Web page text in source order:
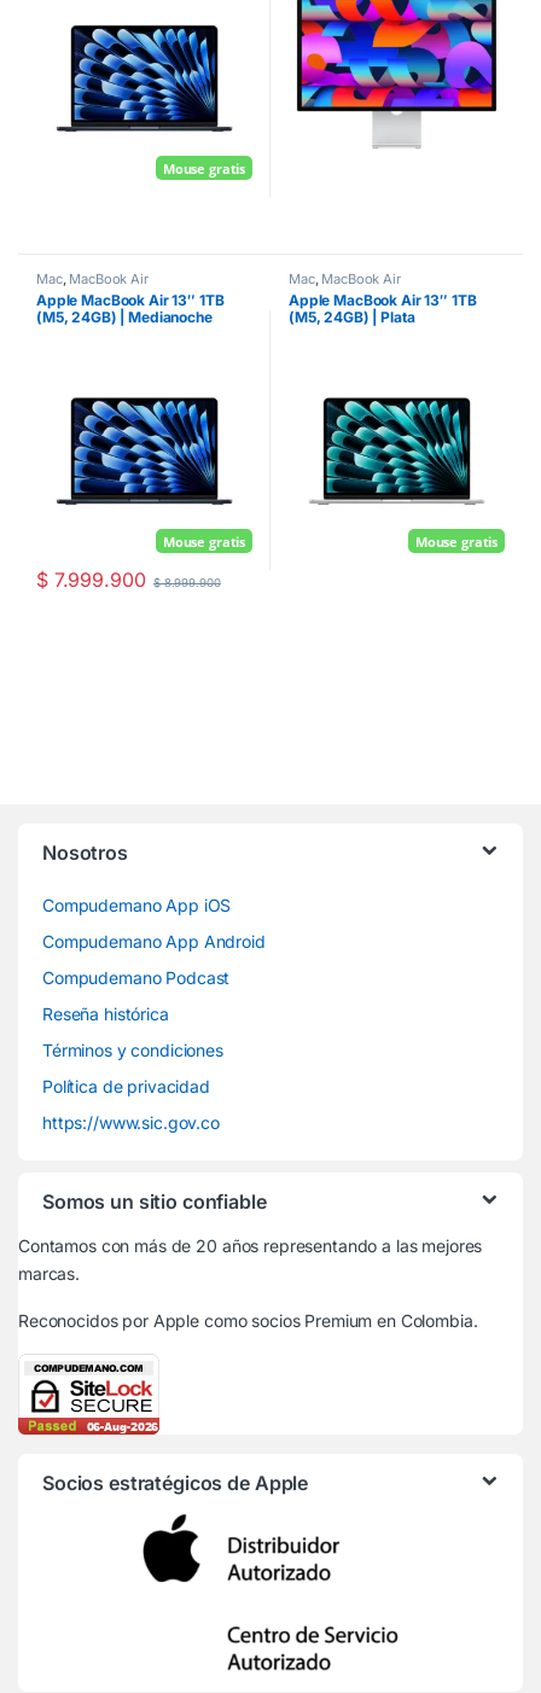
Mouse gratis
Mac, MacBook Air
Apple MacBook Air 13″ 1TB
(M5, 24GB) | Medianoche
Mouse gratis
$7.999.900 $8.999.900
Mac, MacBook Air
Apple MacBook Air 13″ 1TB
(M5, 24GB) | Plata
Mouse gratis
Nosotros
Compudemano App iOS
Compudemano App Android
Compudemano Podcast
Reseña histórica
Términos y condiciones
Política de privacidad
https://www.sic.gov.co
Somos un sitio confiable
Contamos con más de 20 años representando a las mejores
marcas.
Reconocidos por Apple como socios Premium en Colombia.
Socios estratégicos de Apple